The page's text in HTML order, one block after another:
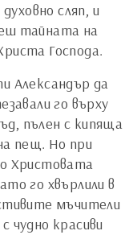
сляп, и
тайната на
Господа.
Александър да
го върху
пълен с кипяща
пещ. Но при
Христовата
го хвърлили в
мъчители
чудно красиви